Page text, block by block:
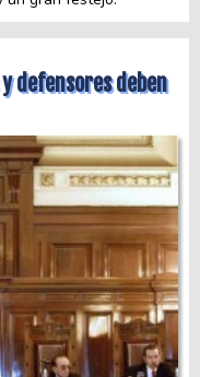
defensores deben